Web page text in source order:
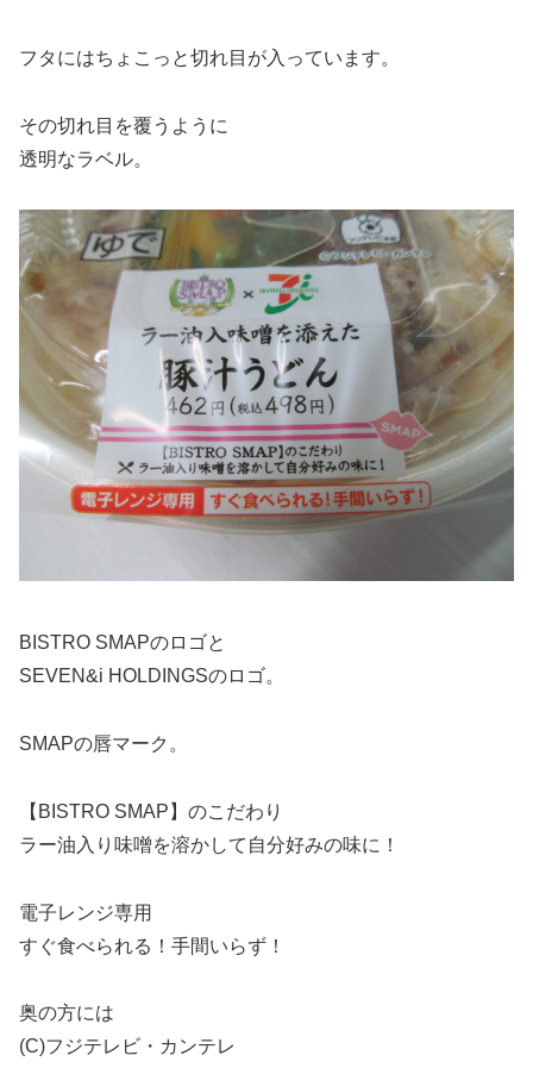
フタにはちょこっと切れ目が入っています。
その切れ目を覆うように
透明なラベル。
BISTRO SMAPのロゴと
SEVEN&i HOLDINGSのロゴ。
SMAPの唇マーク。
【BISTRO SMAP】のこだわり
ラー油入り味噌を溶かして自分好みの味に！
電子レンジ専用
すぐ食べられる！手間いらず！
奥の方には
(C)フジテレビ・カンテレ